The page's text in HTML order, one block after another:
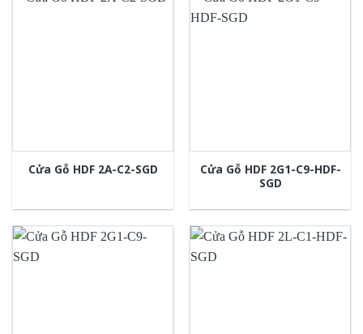
Cửa Gỗ HDF 2A-C2-SGD
Cửa Gỗ HDF 2G1-C9-HDF-
SGD